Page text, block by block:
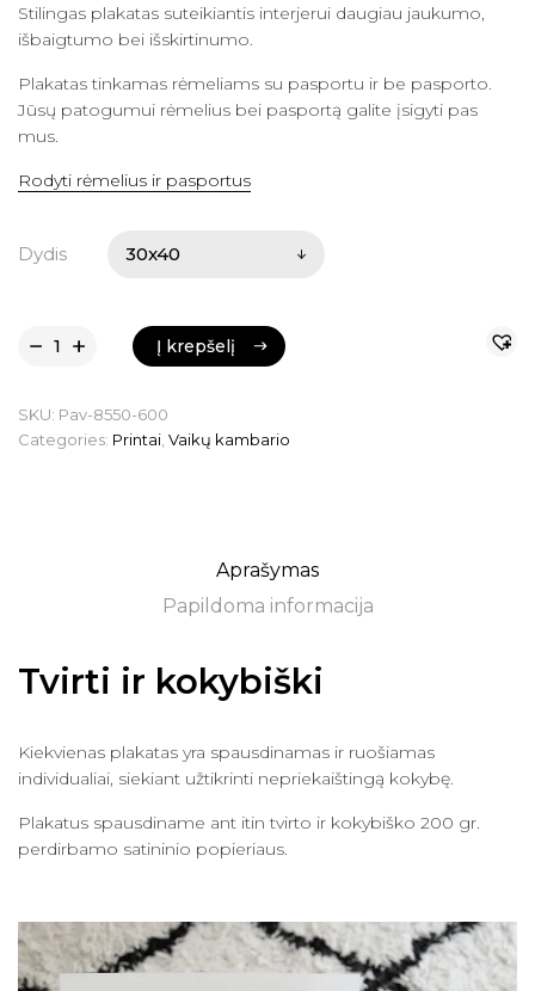
was:
15.90 €.
is:
13.50 €.
Stilingas plakatas suteikiantis interjerui daugiau jaukumo,
išbaigtumo bei išskirtinumo.
Plakatas tinkamas rėmeliams su pasportu ir be pasporto.
Jūsų patogumui rėmelius bei pasportą galite įsigyti pas
mus.
Rodyti rėmelius ir pasportus
Dydis
Į krepšelį
Į krepšelį
SKU: Pav-8550-600
Categories: Printai Vaikų kambario
Aprašymas
Papildoma informacija
Tvirti ir kokybiški
Kiekvienas plakatas yra spausdinamas ir ruošiamas
individualiai, siekiant užtikrinti nepriekaištingą kokybę.
Plakatus spausdiname ant itin tvirto ir kokybiško 200 gr.
perdirbamo satininio popieriaus.